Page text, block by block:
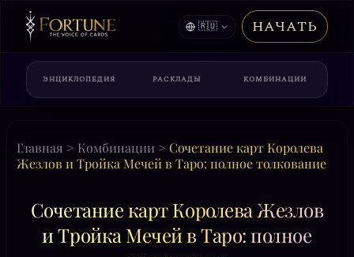
🇷🇺 НАЧАТЬ
ЭНЦИКЛОПЕДИЯ РАСКЛАДЫ КОМБИНАЦИИ
Главная > Комбинации > Сочетание карт Королева
Жезлов и Тройка Мечей в Таро: полное толкование
Сочетание карт Королева Жезлов
и Тройка Мечей в Таро: полное